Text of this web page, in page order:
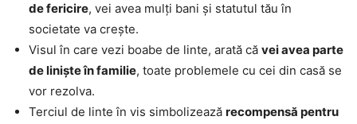
de fericire, vei avea mulți bani și statutul tău în
societate va crește.
Visul în care vezi boabe de linte, arată că vei avea parte
de liniște în familie, toate problemele cu cei din casă se
vor rezolva.
Terciul de linte în vis simbolizează recompensă pentru